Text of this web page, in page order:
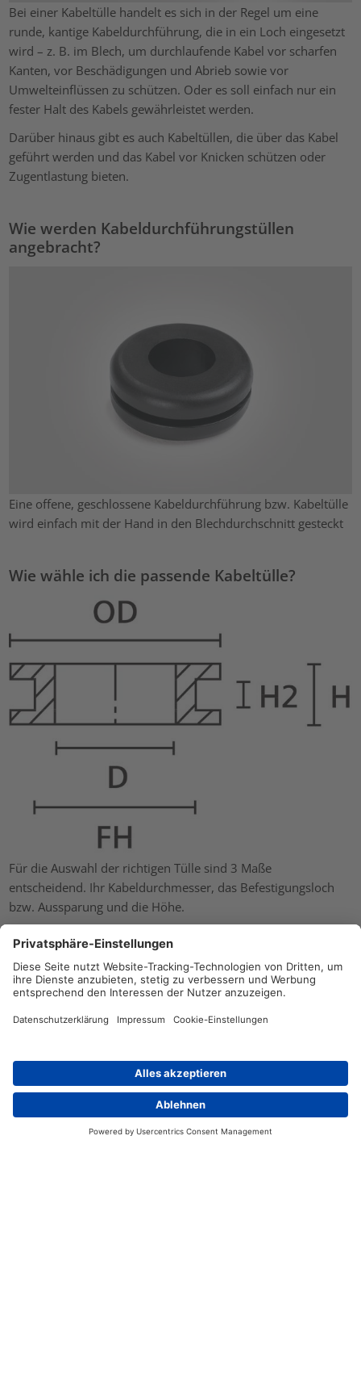
Bei einer Kabeltülle handelt es sich in der Regel um eine
runde, kantige Kabeldurchführung, die in ein Loch eingesetzt
wird – z. B. im Blech, um durchlaufende Kabel vor scharfen
Kanten, vor Beschädigungen und Abrieb sowie vor
Umwelteinflüssen zu schützen. Oder es soll einfach nur ein
fester Halt des Kabels gewährleistet werden.
Darüber hinaus gibt es auch Kabeltüllen, die über das Kabel
geführt werden und das Kabel vor Knicken schützen oder
Zugentlastung bieten.
Wie werden Kabeldurchführungstüllen
angebracht?
Eine offene, geschlossene Kabeldurchführung bzw. Kabeltülle
wird einfach mit der Hand in den Blechdurchschnitt gesteckt
Wie wähle ich die passende Kabeltülle?
Für die Auswahl der richtigen Tülle sind 3 Maße
entscheidend. Ihr Kabeldurchmesser, das Befestigungsloch
bzw. Aussparung und die Höhe.
FH
= Befestigungsloch
H2= Höhe
D= Kabeldurchmesser
Händlersuche Kontakt